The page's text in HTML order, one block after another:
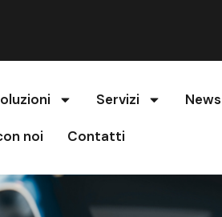
Servizi News
noi Contatti